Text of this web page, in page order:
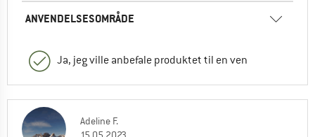
ANVENDELSESOMRÅDE
Ja, jeg ville anbefale produktet til en ven
Adeline F.